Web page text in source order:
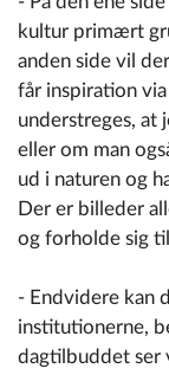
kultur primært
anden side vil
får inspiration via
understreges, at
eller om man
ud i naturen og
Der er billeder
og forholde sig
- Endvidere kan
institutionerne,
dagtilbuddet ser